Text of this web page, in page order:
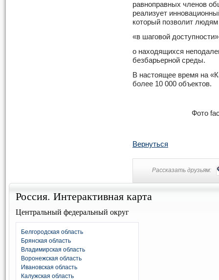
равноправных членов
реализует
который позволит
«в шаговой
о находящихся
безбарьерной среды.
В настоящее время на
более 10 000 объектов.
Фото
Вернуться
Рассказать друзьям:
Россия. Интерактивная карта
Центральный федеральный округ
Белгородская область
Брянская область
Владимирская область
Воронежская область
Ивановская область
Калужская область